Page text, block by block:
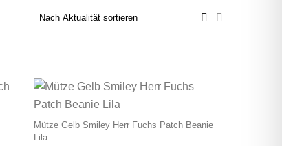
Mütze Gelb Smiley Herr Fuchs Patch Beanie
Lila